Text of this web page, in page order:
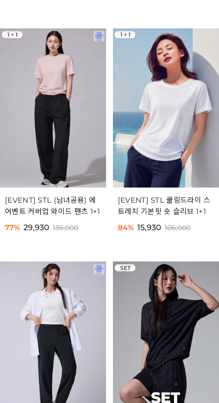
[EVENT] STL (남녀공용) 에
어벤트 커버업 와이드 팬츠 1+1
77% 29,930 136,000
[EVENT] STL 쿨링드라이 스
트레치 기본핏 숏 슬리브 1+1
84% 15,930 106,000